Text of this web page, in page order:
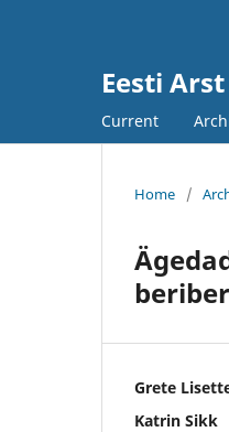
Eesti Arst
Current
Home /
Grete
Katrin Sikk